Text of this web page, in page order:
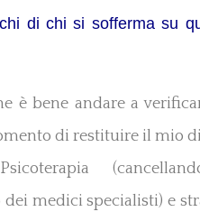
di chi si sofferma su
è bene andare a
di restituire il mio
dei medici specialisti) e